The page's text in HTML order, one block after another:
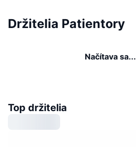
Držitelia Patientory
Načítava sa...
Top držitelia